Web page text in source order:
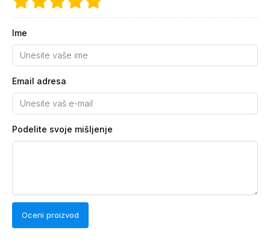
Ime
Email adresa
Podelite svoje mišljenje
Oceni proizvod